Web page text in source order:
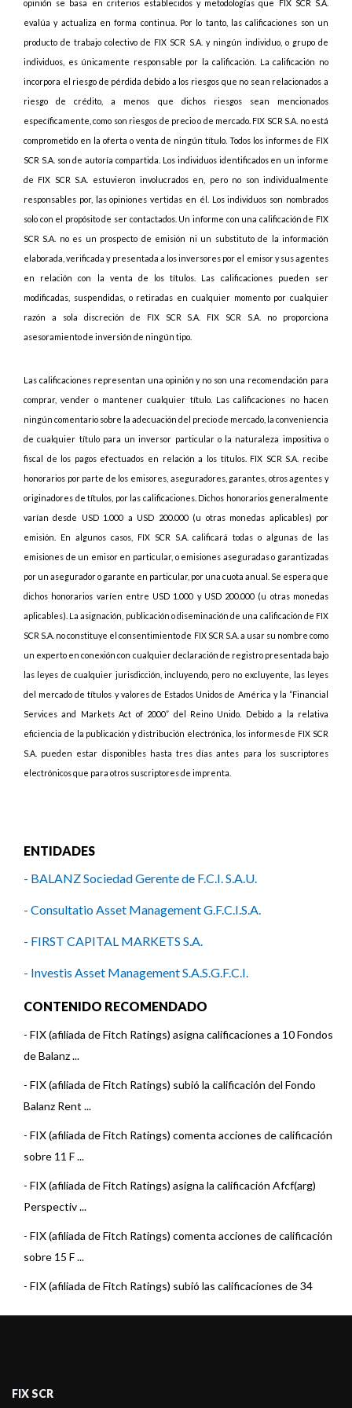
opinión se basa en criterios establecidos y metodologías que FIX SCR S.A.
evalúa y actualiza en forma continua. Por lo tanto, las calificaciones son un
producto de trabajo colectivo de FIX SCR S.A. y ningún individuo, o grupo de
individuos, es únicamente responsable por la calificación. La calificación no
incorpora el riesgo de pérdida debido a los riesgos que no sean relacionados a
riesgo de crédito, a menos que dichos riesgos sean mencionados
específicamente, como son riesgos de precio o de mercado. FIX SCR S.A. no está
comprometido en la oferta o venta de ningún título. Todos los informes de FIX
SCR S.A. son de autoría compartida. Los individuos identificados en un informe
de FIX SCR S.A. estuvieron involucrados en, pero no son individualmente
responsables por, las opiniones vertidas en él. Los individuos son nombrados
solo con el propósito de ser contactados. Un informe con una calificación de FIX
SCR S.A. no es un prospecto de emisión ni un substituto de la información
elaborada, verificada y presentada a los inversores por el emisor y sus agentes
en relación con la venta de los títulos. Las calificaciones pueden ser
modificadas, suspendidas, o retiradas en cualquier momento por cualquier
razón a sola discreción de FIX SCR S.A. FIX SCR S.A. no proporciona
asesoramiento de inversión de ningún tipo.
Las calificaciones representan una opinión y no son una recomendación para
comprar, vender o mantener cualquier título. Las calificaciones no hacen
ningún comentario sobre la adecuación del precio de mercado, la conveniencia
de cualquier título para un inversor particular o la naturaleza impositiva o
fiscal de los pagos efectuados en relación a los títulos. FIX SCR S.A. recibe
honorarios por parte de los emisores, aseguradores, garantes, otros agentes y
originadores de títulos, por las calificaciones. Dichos honorarios generalmente
varían desde USD 1.000 a USD 200.000 (u otras monedas aplicables) por
emisión. En algunos casos, FIX SCR S.A. calificará todas o algunas de las
emisiones de un emisor en particular, o emisiones aseguradas o garantizadas
por un asegurador o garante en particular, por una cuota anual. Se espera que
dichos honorarios varíen entre USD 1.000 y USD 200.000 (u otras monedas
aplicables). La asignación, publicación o diseminación de una calificación de FIX
SCR S.A. no constituye el consentimiento de FIX SCR S.A. a usar su nombre como
un experto en conexión con cualquier declaración de registro presentada bajo
las leyes de cualquier jurisdicción, incluyendo, pero no excluyente, las leyes
del mercado de títulos y valores de Estados Unidos de América y la “Financial
Services and Markets Act of 2000” del Reino Unido. Debido a la relativa
eficiencia de la publicación y distribución electrónica, los informes de FIX SCR
S.A. pueden estar disponibles hasta tres días antes para los suscriptores
electrónicos que para otros suscriptores de imprenta.
ENTIDADES
- BALANZ Sociedad Gerente de F.C.I. S.A.U.
- Consultatio Asset Management G.F.C.I.S.A.
- FIRST CAPITAL MARKETS S.A.
- Investis Asset Management S.A.S.G.F.C.I.
- SBS Asset Management SASGFCI
CONTENIDO RECOMENDADO
- FIX (afiliada de Fitch Ratings) asigna calificaciones a 10 Fondos
de Balanz ...
- FIX (afiliada de Fitch Ratings) subió la calificación del Fondo
Balanz Rent ...
- FIX (afiliada de Fitch Ratings) comenta acciones de calificación
sobre 11 F ...
- FIX (afiliada de Fitch Ratings) asigna la calificación Afcf(arg)
Perspectiv ...
- FIX (afiliada de Fitch Ratings) comenta acciones de calificación
sobre 15 F ...
- FIX (afiliada de Fitch Ratings) subió las calificaciones de 34
- FIX (afiliada de Fitch Ratings) asigna calificación a 2 Fondos de
FIX SCR